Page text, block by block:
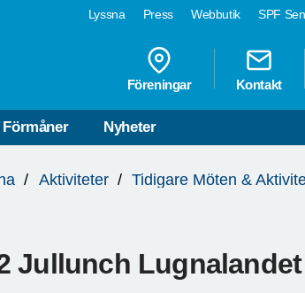
Lyssna Press Webbutik SPF
Föreningar Kontakt
Förmåner Nyheter
Aktiviteter Tidigare Möten &
Jullunch Lugnalandet